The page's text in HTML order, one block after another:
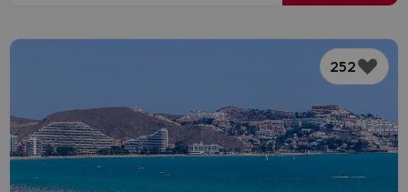
252